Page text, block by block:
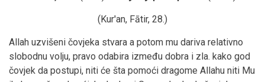
(Kur'an, Fātir, 28.)
Allah uzvišeni čovjeka stvara a potom mu dariva relativno
slobodnu volju, pravo odabira između dobra i zla. kako god
čovjek da postupi, niti će šta pomoći dragome Allahu niti Mu